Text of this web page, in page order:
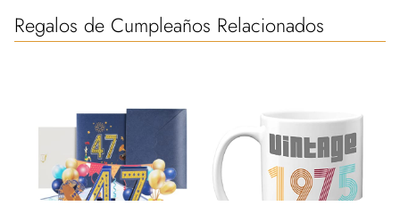
Regalos de Cumpleaños Relacionados